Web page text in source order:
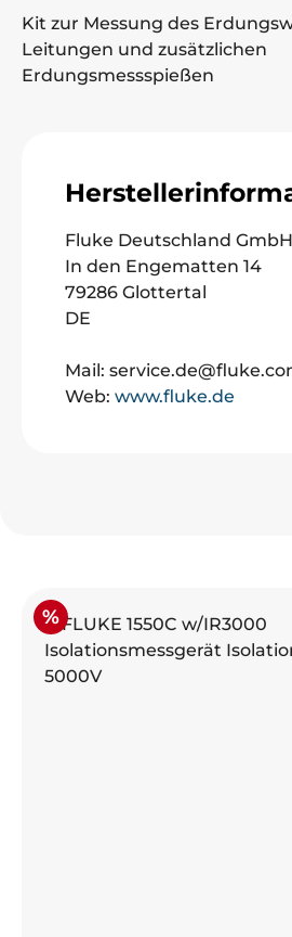
Kit zur Messung des
Leitungen und zusätzlichen
Erdungsmessspießen
Fluke Deutschland GmbH
In den Engematten 14
79286 Glottertal
DE
Mail:
Web: www.fluke.de
Produktgalerie überspringen
Rabatt
%